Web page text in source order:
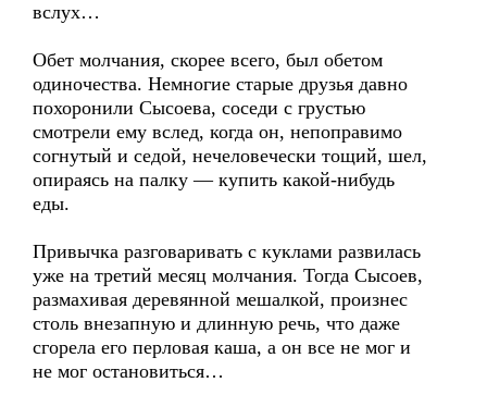
вслух…
Обет молчания, скорее всего, был обетом
одиночества. Немногие старые друзья давно
похоронили Сысоева, соседи с грустью
смотрели ему вслед, когда он, непоправимо
согнутый и седой, нечеловечески тощий, шел,
опираясь на палку — купить какой-нибудь
еды.
Привычка разговаривать с куклами развилась
уже на третий месяц молчания. Тогда Сысоев,
размахивая деревянной мешалкой, произнес
столь внезапную и длинную речь, что даже
сгорела его перловая каша, а он все не мог и
не мог остановиться…